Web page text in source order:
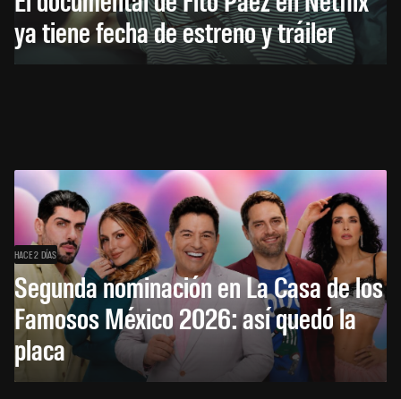
ya tiene fecha de estreno y tráiler
HACE 2 DÍAS
Segunda nominación en La Casa de los
Famosos México 2026: así quedó la
placa